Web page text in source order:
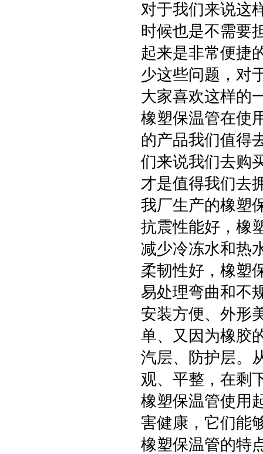
对于我们来说这
时候也是不需要
起来是非常便捷
少这些问题，对
大家喜欢这样的
橡塑保温管在使
的产品我们值得
们来说我们去购
才是值得我们去
我厂生产的橡塑
抗震性能好，橡
减少冷冻水和热
柔韧性好，橡塑
易处理弯曲和不
安装方便、外形
单、又因为橡胶
汽层、防护层。
观、平整，在剩
橡塑保温管使用
害健康，它们能
橡塑保温管的特